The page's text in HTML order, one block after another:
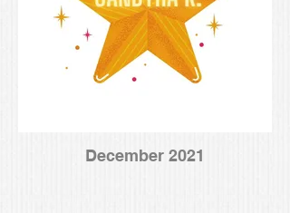
December 2021